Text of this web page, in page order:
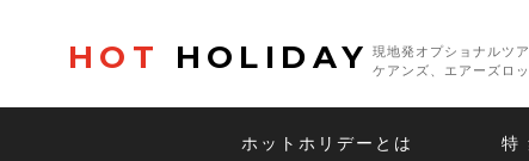
HOT HOLIDAY
現地発オプショナルツ
ケアンズ、エアーズロ
ホットホリデーとは 特